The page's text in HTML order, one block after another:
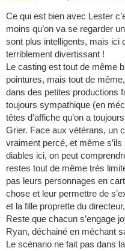
Ce qui est bien avec Lester
moins qu’on va se regarder
sont plus intelligents, mais ici
terriblement divertissant !
Le casting est tout de même
pointures, mais tout de
dans des petites productions
toujours sympathique (en
têtes d’affiche qu’on a
Grier. Face aux vétérans, un
vraiment percé, et même
diables ici, on peut
restes tout de même très
pas leurs personnages en
chose et leur permettre de
et la fille proprette du
Reste que chacun s’engage
Ryan, déchainé en méchant
Le scénario ne fait pas dans